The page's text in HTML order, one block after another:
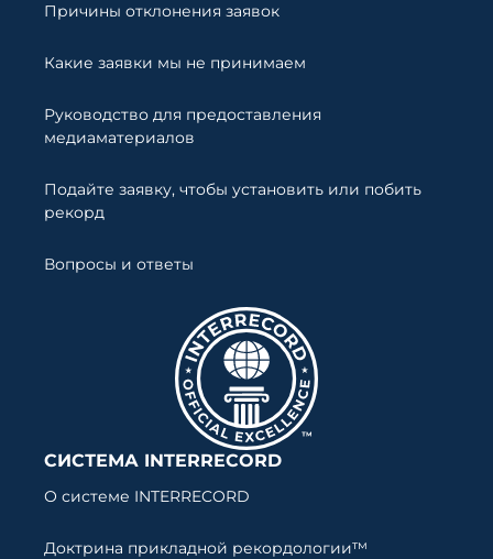
Причины отклонения заявок
Какие заявки мы не принимаем
Руководство для предоставления
медиаматериалов
Подайте заявку, чтобы установить или побить
рекорд
Вопросы и ответы
СИСТЕМА INTERRECORD
О системе INTERRECORD
Доктрина прикладной рекордологии™